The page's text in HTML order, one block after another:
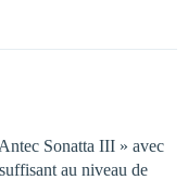
Sonatta III » avec
au niveau de